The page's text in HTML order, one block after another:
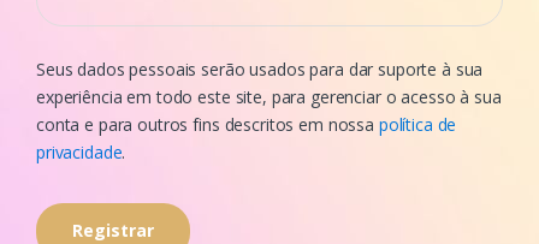
Seus dados pessoais serão usados para dar suporte à sua
experiência em todo este site, para gerenciar o acesso à sua
conta e para outros fins descritos em nossa política de
privacidade.
Registrar